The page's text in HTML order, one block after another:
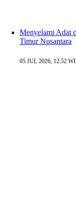
Menyelami Adat
Timur Nusantara
05 JUL 2026, 12:52